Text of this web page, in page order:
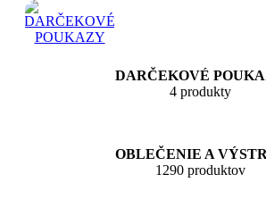
DARČEKOVÉ
4 produkty
OBLEČENIE A
1290 produktov